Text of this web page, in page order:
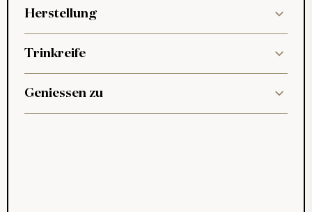
Herstellung
Trinkreife
Geniessen zu